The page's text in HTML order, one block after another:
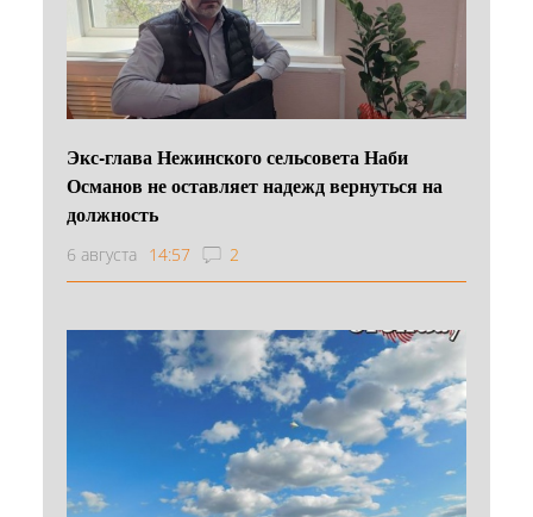
Экс-глава Нежинского сельсовета Наби
Османов не оставляет надежд вернуться на
должность
6 августа 14:57 2